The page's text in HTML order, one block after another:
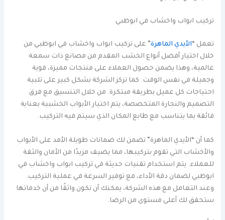
تركيب ابواب واخشاب في ابوظبي
تعمل “الأيدي الماهرة ” على تركيب ابواب واخشاب في ابوظبي من
خلال اختيار أفضل أنواع الخشب المقدم من مصانع ذات سمعة
عالمية، وهذا يضمن حصول العملاء على منتجات مميزة، قوية
وجميلة في نفس الوقت. كما تركز الشركة بشكل كبير على تلبية
احتياجات كل عميل بطريقة مبتكرة. من خلال التنسيق مع فرق
التصميم والنجارة المتخصصة، يتم اختيار الأبواب الخشبية بعناية
فائقة بما يتناسب مع طابع المكان الذي سيتم فيه التركيب.
كما أن “الأيدي الماهرة” تضمن لك ضمانات طويلة الأمد على الأبواب
والأخشاب التي تقوم بتركيبها، مما يضيف مزيدًا من الأمان والثقة
للعملاء. يتم استخدام تقنيات حديثة في تركيب ابواب واخشاب في
ابوظبي لضمان دقة الأداء، مع توفير السرعة في عملية التركيب.
وعند التعامل مع هذه الشركة، يمكنك أن تكون واثقًا من أن خدماتها
ستحقق لك أعلى مستوى من الرضا.